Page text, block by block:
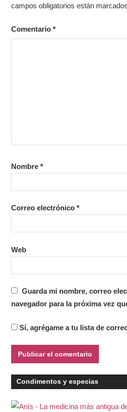
campos obligatorios están
Comentario *
Nombre *
Correo electrónico *
Web
Guarda mi nombre, correo
navegador para la próxima vez
Sí, agrégame a tu lista de
Condimentos y especias